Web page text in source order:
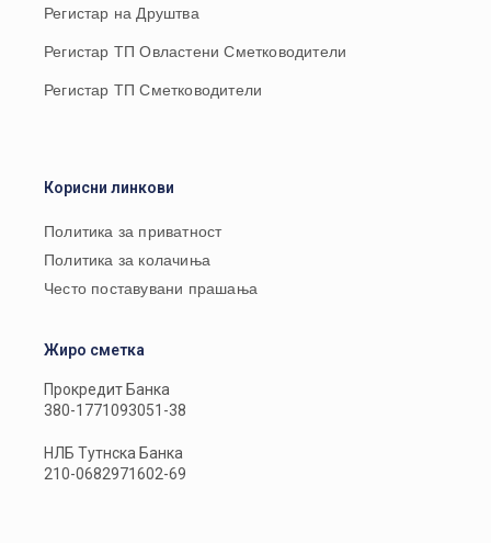
Регистар на Друштва
Регистар ТП Овластени Сметководители
Регистар ТП Сметководители
Корисни линкови
Политика за приватност
Политика за колачиња
Често поставувани прашања
Жиро сметка
Прокредит Банка
380-1771093051-38
НЛБ Тутнска Банка
210-0682971602-69